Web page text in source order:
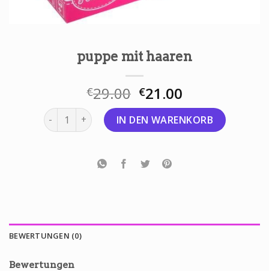
puppe mit haaren
€29.00 €21.00
puppe mit haaren MengeIN DEN WARENKORB
BEWERTUNGEN (0)
Bewertungen